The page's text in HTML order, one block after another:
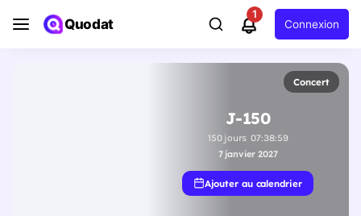
Quodat
1
Connexion
Concert
J-150
150jours 07:38:58
7 janvier 2027
Ajouter au calendrier